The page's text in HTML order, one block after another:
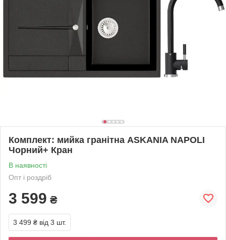
Комплект: мийка гранітна ASKANIA NAPOLI
Чорний+ Кран
В наявності
Опт і роздріб
3 599 ₴
3 499 ₴ від 3 шт.